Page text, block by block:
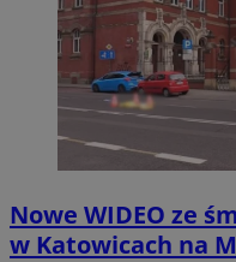
Nowe WIDEO ze
w Katowicach na